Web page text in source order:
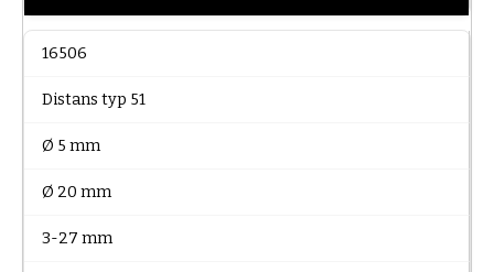
16506
Distans typ 51
Ø 5 mm
Ø 20 mm
3-27 mm